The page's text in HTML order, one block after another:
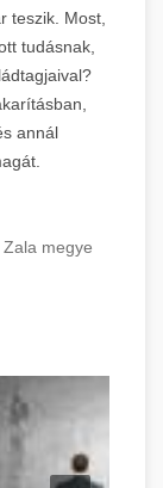
teszik. Most,
tudásnak,
annál
megye